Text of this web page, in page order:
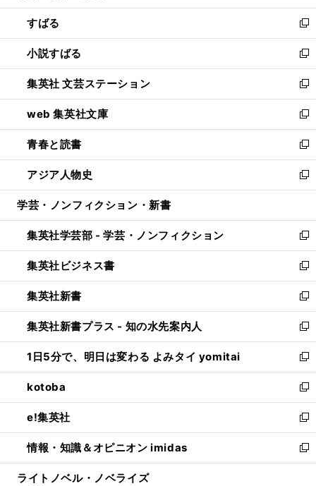
開
く
ウ
で
開
く
ン
ド
ウ
で
開
く
すばる
新
し
い
ウ
ィ
ン
ド
ウ
で
開
く
小説すばる
新
し
い
ウ
ィ
ン
ド
ウ
で
開
集英社 文芸ステーション
新
し
い
ウ
ィ
ン
ド
ウ
開
く
web 集英社文庫
新
し
い
ウ
ィ
ン
ウ
で
開
く
青春と読書
新
し
い
ウ
ン
ド
ウ
で
開
く
アジア人物史
新
し
ウ
ィ
ン
ド
ウ
で
開
く
学芸・ノンフィクション・新書
集英社学芸部 - 学芸・ノンフィクション
新
し
い
ウ
ィ
ン
ド
ウ
で
開
く
集英社ビジネス書
新
し
い
ウ
ィ
ン
ド
ウ
で
開
く
集英社新書
新
し
い
ウ
ィ
ン
ド
ウ
で
開
く
集英社新書プラス - 知の水先案内人
新
し
い
ウ
ィ
ン
ド
ウ
で
開
1日5分で、明日は変わる よみタイ yomitai
新
し
い
ウ
ィ
ン
ド
ウ
kotoba
新
し
い
ウ
ィ
ン
e!集英社
新
し
い
ウ
情報・知識＆オピニオン imidas
新
し
ライトノベル・ノベライズ